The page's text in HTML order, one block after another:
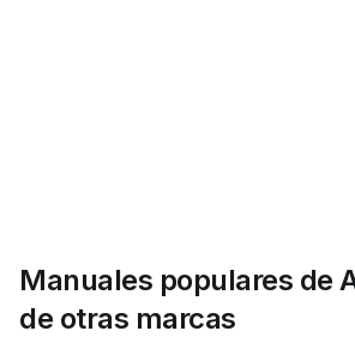
Manuales populares de
de otras marcas